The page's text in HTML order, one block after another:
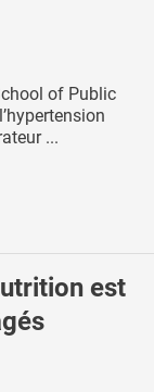
of Public
...
est